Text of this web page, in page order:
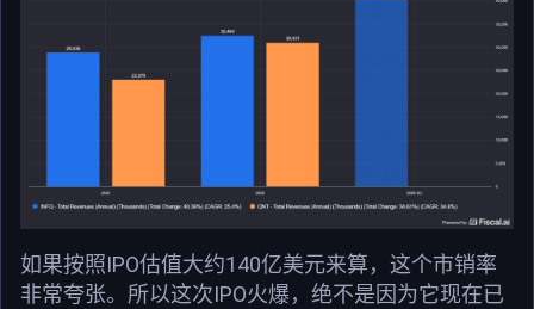
如果按照IPO估值大约140亿美元来算，这个市销率
非常夸张。所以这次IPO火爆，绝不是因为它现在已